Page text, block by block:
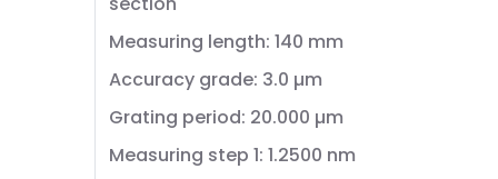
Measuring length: 140 mm
Accuracy grade: 3.0 µm
Grating period: 20.000 µm
Measuring step 1: 1.2500 nm